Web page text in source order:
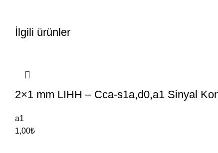
İlgili ürünler
2×1 mm LIHH – Cca-s1a,d0,a1 Sinyal
a1
1,00₺